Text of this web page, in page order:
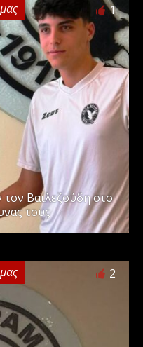
1
τον Βαϊλεζούδη στο
τους
2